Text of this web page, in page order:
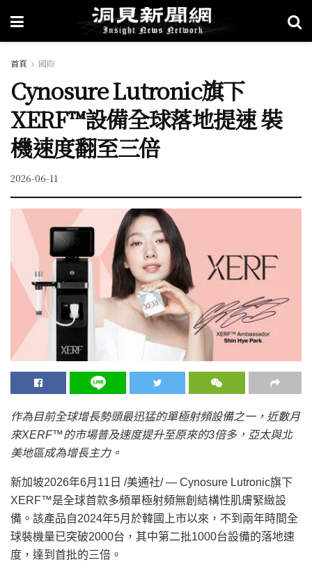
首頁 國際
Cynosure Lutronic旗下
XERF™設備全球落地提速 裝
機速度翻至三倍
2026-06-11
作為目前全球增長勢頭最迅猛的單極射頻設備之一，近數月
來XERF™的市場普及速度提升至原來的3倍多，亞太與北
美地區成為增長主力。
新加坡2026年6月11日 /美通社/ — Cynosure Lutronic旗下
XERF™是全球首款多頻單極射頻無創結構性肌膚緊緻設
備。該產品自2024年5月於韓國上市以來，不到兩年時間全
球裝機量已突破2000台，其中第二批1000台設備的落地速
度，達到首批的三倍。